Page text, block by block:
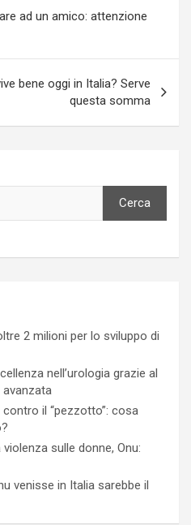
ad un amico: attenzione
bene oggi in Italia? Serve
questa somma
Cerca
2 milioni per lo sviluppo di
nell’urologia grazie al
avanzata
il “pezzotto”: cosa
sulle donne, Onu:
venisse in Italia sarebbe il